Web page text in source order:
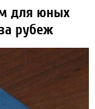
для юных
рубеж